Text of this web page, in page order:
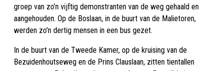
groep van zo'n vijftig demonstranten van de weg gehaald en
aangehouden. Op de Boslaan, in de buurt van de Malietoren,
werden zo'n dertig mensen in een bus gezet.
In de buurt van de Tweede Kamer, op de kruising van de
Bezuidenhoutseweg en de Prins Clauslaan, zitten tientallen